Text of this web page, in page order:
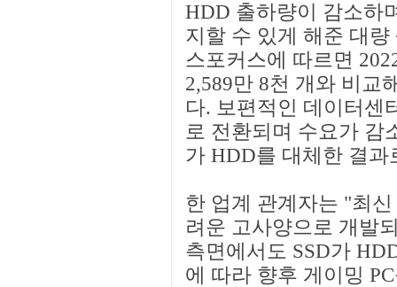
HDD 출하량이 감소하
지할 수 있게 해준 대
스포커스에 따르면
2,589만 8천 개와 비교
다. 보편적인 데이터센
로 전환되며 수요가 감
가 HDD를 대체한 결과
한 업계 관계자는 "최
려운 고사양으로 개발
측면에서도 SSD가
에 따라 향후 게이밍